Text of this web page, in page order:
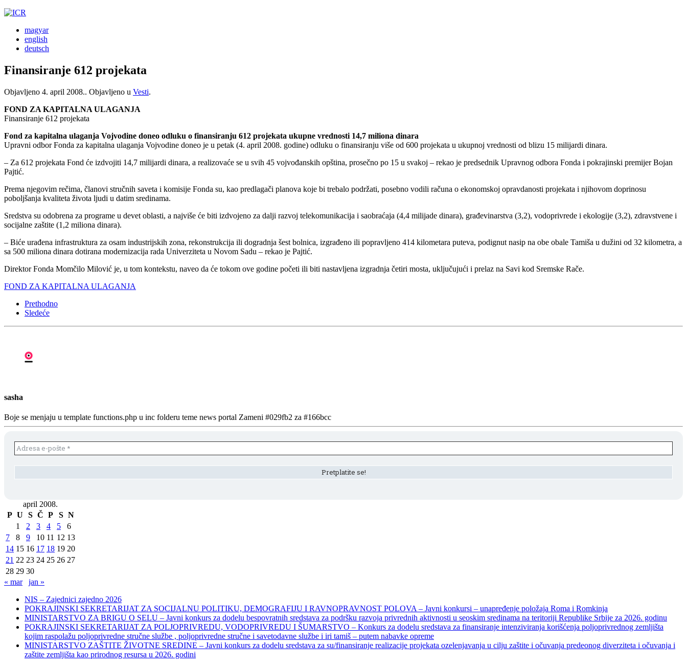
magyar
english
deutsch
Finansiranje 612 projekata
Objavljeno 4. april 2008.. Objavljeno u Vesti.
FOND ZA KAPITALNA ULAGANJA
Finansiranje 612 projekata
Fond za kapitalna ulaganja Vojvodine doneo odluku o finansiranju 612 projekata ukupne vrednosti 14,7 miliona dinara
Upravni odbor Fonda za kapitalna ulaganja Vojvodine doneo je u petak (4. april 2008. godine) odluku o finansiranju više od 600 projekata u ukupnoj vrednosti od blizu 15 milijardi dinara.
– Za 612 projekata Fond će izdvojiti 14,7 milijardi dinara, a realizovaće se u svih 45 vojvođanskih opština, prosečno po 15 u svakoj – rekao je predsednik Upravnog odbora Fonda i pokrajinski premijer Bojan
Pajtić.
Prema njegovim rečima, članovi stručnih saveta i komisije Fonda su, kao predlagači planova koje bi trebalo podržati, posebno vodili računa o ekonomskoj opravdanosti projekata i njihovom doprinosu
poboljšanja kvaliteta života ljudi u datim sredinama.
Sredstva su odobrena za programe u devet oblasti, a najviše će biti izdvojeno za dalji razvoj telekomunikacija i saobraćaja (4,4 milijade dinara), građevinarstva (3,2), vodoprivrede i ekologije (3,2), zdravstvene i
socijalne zaštite (1,2 miliona dinara).
– Biće urađena infrastruktura za osam industrijskih zona, rekonstrukcija ili dogradnja šest bolnica, izgrađeno ili popravljeno 414 kilometara puteva, podignut nasip na obe obale Tamiša u dužini od 32 kilometra, a
sa 500 miliona dinara dotirana modernizacija rada Univerziteta u Novom Sadu – rekao je Pajtić.
Direktor Fonda Momčilo Milović je, u tom kontekstu, naveo da će tokom ove godine početi ili biti nastavljena izgradnja četiri mosta, uključujući i prelaz na Savi kod Sremske Rače.
FOND ZA KAPITALNA ULAGANJA
Prethodno
Sledeće
sasha
Boje se menjaju u template functions.php u inc folderu teme news portal Zameni #029fb2 za #166bcc
april 2008.
P U S Č P S N
1
2 3 4 5
6
7
8 9 10 11 12 13
14 15 16 17 18 19 20
21 22 23 24 25 26 27
28 29 30
« mar
jan »
NIS – Zajednici zajedno 2026
POKRAJINSKI SEKRETARIJAT ZA SOCIJALNU POLITIKU, DEMOGRAFIJU I RAVNOPRAVNOST POLOVA – Javni konkursi – unapređenje položaja Roma i Romkinja
MINISTARSTVO ZA BRIGU O SELU – Javni konkurs za dodelu bespovratnih sredstava za podršku razvoja privrednih aktivnosti u seoskim sredinama na teritoriji Republike Srbije za 2026. godinu
POKRAJINSKI SEKRETARIJAT ZA POLJOPRIVREDU, VODOPRIVREDU I ŠUMARSTVO – Konkurs za dodelu sredstava za finansiranje intenziviranja korišćenja poljoprivrednog zemljišta
kojim raspolažu poljoprivredne stručne službe , poljoprivredne stručne i savetodavne službe i iri tamiš ‒ putem nabavke opreme
MINISTARSTVO ZAŠTITE ŽIVOTNE SREDINE – Javni konkurs za dodelu sredstava za su/finansiranje realizacije projekata ozelenjavanja u cilju zaštite i očuvanja predeonog diverziteta i očuvanja i
zaštite zemljišta kao prirodnog resursa u 2026. godini